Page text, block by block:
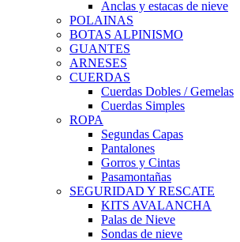
Anclas y estacas de nieve
POLAINAS
BOTAS ALPINISMO
GUANTES
ARNESES
CUERDAS
Cuerdas Dobles / Gemelas
Cuerdas Simples
ROPA
Segundas Capas
Pantalones
Gorros y Cintas
Pasamontañas
SEGURIDAD Y RESCATE
KITS AVALANCHA
Palas de Nieve
Sondas de nieve